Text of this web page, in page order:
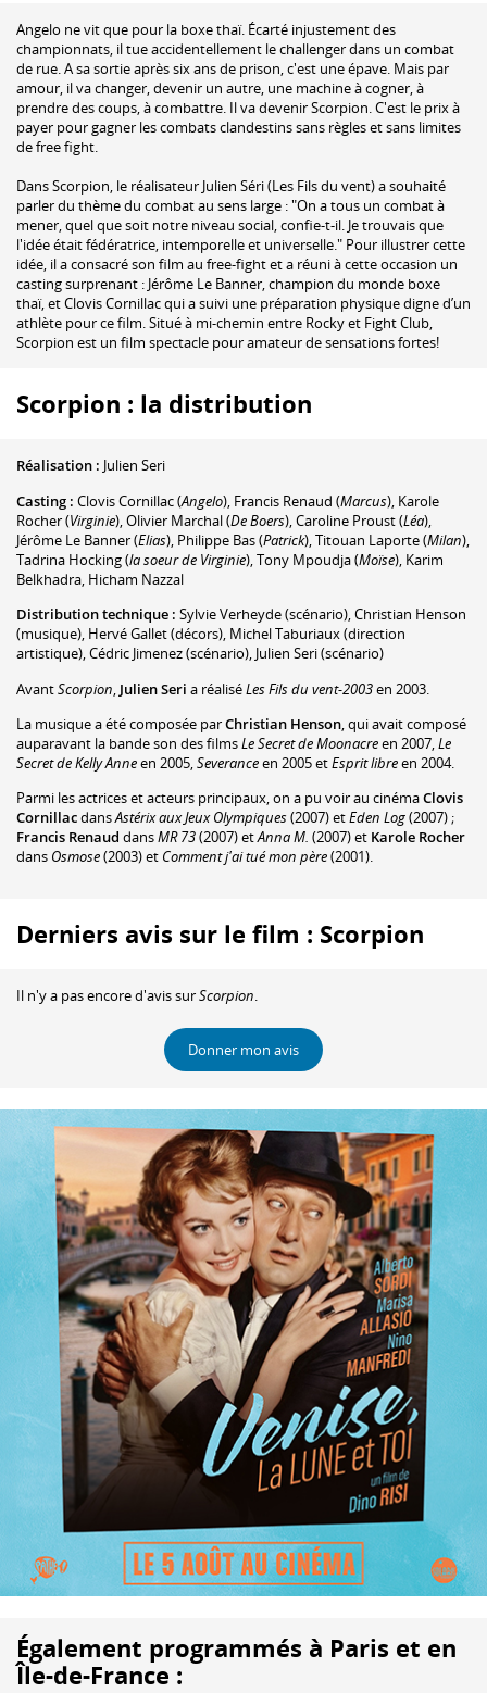
Angelo ne vit que pour la boxe thaï. Écarté injustement des
championnats, il tue accidentellement le challenger dans un combat
de rue. A sa sortie après six ans de prison, c'est une épave. Mais par
amour, il va changer, devenir un autre, une machine à cogner, à
prendre des coups, à combattre. Il va devenir Scorpion. C'est le prix à
payer pour gagner les combats clandestins sans règles et sans limites
de free fight.
Dans Scorpion, le réalisateur Julien Séri (Les Fils du vent) a souhaité
parler du thème du combat au sens large : "On a tous un combat à
mener, quel que soit notre niveau social, confie-t-il. Je trouvais que
l'idée était fédératrice, intemporelle et universelle." Pour illustrer cette
idée, il a consacré son film au free-fight et a réuni à cette occasion un
casting surprenant : Jérôme Le Banner, champion du monde boxe
thaï, et Clovis Cornillac qui a suivi une préparation physique digne d’un
athlète pour ce film. Situé à mi-chemin entre Rocky et Fight Club,
Scorpion est un film spectacle pour amateur de sensations fortes!
Scorpion : la distribution
Réalisation : Julien Seri
Casting : Clovis Cornillac(Angelo), Francis Renaud (Marcus), Karole
Rocher(Virginie),Olivier Marchal(De Boers),Caroline Proust(Léa),
Jérôme Le Banner(Elias), Philippe Bas(Patrick),Titouan Laporte(Milan),
Tadrina Hocking(la soeur de Virginie),Tony Mpoudja(Moïse), Karim
Belkhadra, Hicham Nazzal
Distribution technique : Sylvie Verheyde(scénario),Christian Henson
(musique), Hervé Gallet(décors), Michel Taburiaux(direction
artistique),Cédric Jimenez(scénario), Julien Seri(scénario)
AvantScorpion, Julien Seri a réaliséLes Fils du vent-2003en 2003.
La musique a été composée parChristian Henson, qui avait composé
auparavant la bande son des filmsLe Secret de Moonacreen 2007,Le
Secret de Kelly Anneen 2005,Severanceen 2005 etEsprit libreen 2004.
Parmi les actrices et acteurs principaux, on a pu voir au cinémaClovis
CornillacdansAstérix aux Jeux Olympiques(2007) etEden Log(2007) ;
Francis Renaud dansMR 73(2007) etAnna M. (2007) et Karole Rocher
dans Osmose(2003) et Comment j'ai tué mon père(2001).
Derniers avis sur le film : Scorpion
Il n'y a pas encore d'avis surScorpion.
Donner mon avis
Également programmés à Paris et en
Île-de-France :